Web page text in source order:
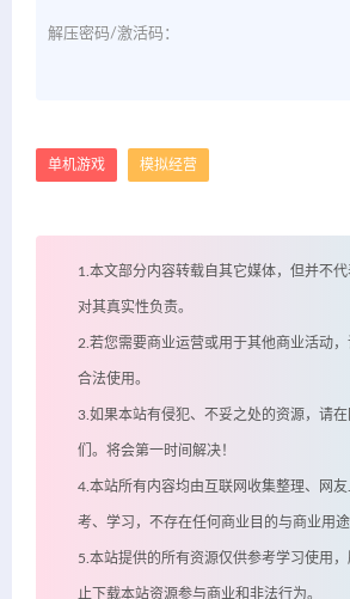
解压密码/激活码：
单机游戏 模拟经营
1.本文部分内容转载自其它媒体，但并不
对其真实性负责。
2.若您需要商业运营或用于其他商业活动
合法使用。
3.如果本站有侵犯、不妥之处的资源，请
们。将会第一时间解决！
4.本站所有内容均由互联网收集整理、网
考、学习，不存在任何商业目的与商业用途
5.本站提供的所有资源仅供参考学习使用
止下载本站资源参与商业和非法行为。